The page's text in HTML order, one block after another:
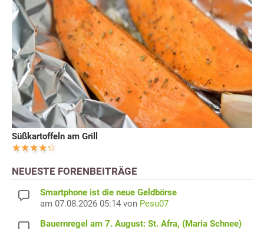
Süßkartoffeln am Grill
NEUESTE FORENBEITRÄGE
Smartphone ist die neue Geldbörse
am 07.08.2026 05:14 von Pesu07
Bauernregel am 7. August: St. Afra, (Maria Schnee)